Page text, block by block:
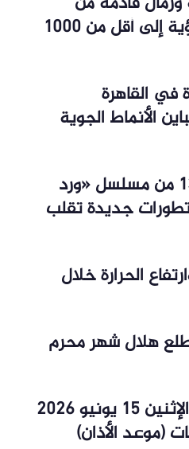
السودان: انخفاض الرؤية إلى أقل من 1000
في القاهرة
الأنماط الجوية
موعد عرض الحلقة 13 من مسلسل «ورد
جديدة تقلب
الحرارة خلال
هلال شهر محرم
مواقيت الصلاة اليوم الإثنين 15 يونيو 2026
(موعد الأذان)